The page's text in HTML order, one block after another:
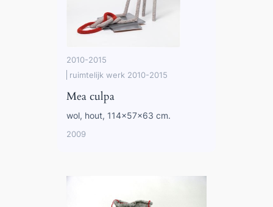
2010-2015
ruimtelijk werk 2010-2015
Mea culpa
wol, hout, 114x57x63 cm.
2009